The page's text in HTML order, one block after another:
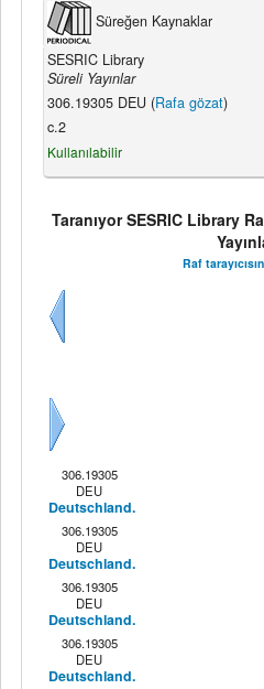
Süreğen Kaynaklar
SESRIC Library
Süreli Yayınlar
306.19305 DEU (Rafa gözat)
c.2
Kullanılabilir
Taranıyor SESRIC Library
Raf
306.19305
DEU
Deutschland.
306.19305
DEU
Deutschland.
306.19305
DEU
Deutschland.
306.19305
DEU
Deutschland.